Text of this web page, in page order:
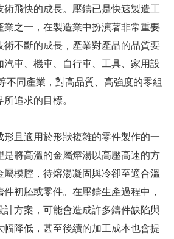
術飛快的成長。壓鑄已是快速製造工
業之一，在製造業中扮演著非常重要
術不斷的成長，產業對產品的品質要
汽車、機車、自行車、工具、家用設
不同產業，對高品質、高強度的零組
追求的目標。
形且適用於形狀複雜的零件製作的一
是將高溫的金屬熔湯以高壓高速的方
屬模腔，待熔湯凝固與冷卻至適合溫
初胚或零件。在壓鑄生產過程中，
計方案，可能會造成許多鑄件缺陷與
幅降低，甚至後續的加工成本也會提